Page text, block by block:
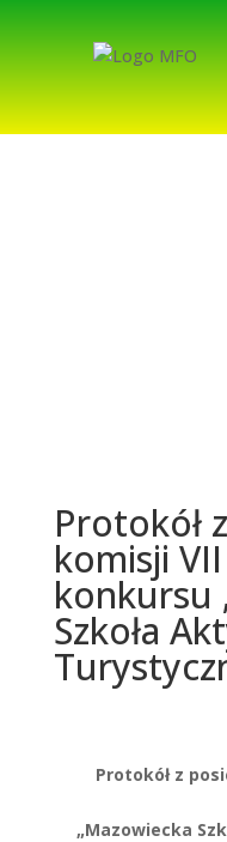
Protokół
komisji
konkursu
Szkoła
Protokół z
„Mazowiecka